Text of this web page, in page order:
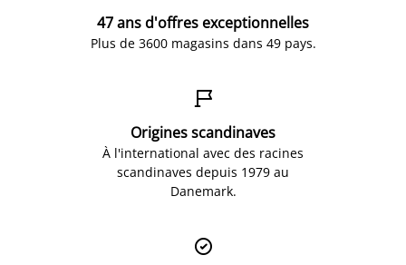
47 ans d'offres exceptionnelles
Plus de 3600 magasins dans 49 pays.

Origines scandinaves
À l'international avec des racines
scandinaves depuis 1979 au
Danemark.
